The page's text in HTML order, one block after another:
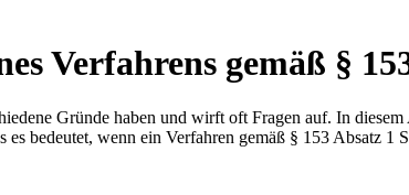
Verfahrens gemäß §
Gründe haben und wirft oft Fragen auf. In
bedeutet, wenn ein Verfahren gemäß § 153 Absatz 1